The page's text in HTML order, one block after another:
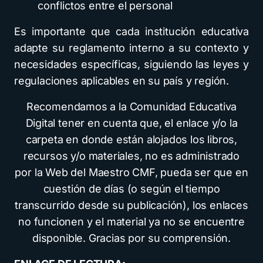
conflictos entre el personal
Es importante que cada institución educativa
adapte su reglamento interno a su contexto y
necesidades específicas, siguiendo las leyes y
regulaciones aplicables en su país y región.
Recomendamos a la Comunidad Educativa
Digital tener en cuenta que, el enlace y/o la
carpeta en donde están alojados los libros,
recursos y/o materiales, no es administrado
por la Web del Maestro CMF, pueda ser que en
cuestión de días (o según el tiempo
transcurrido desde su publicación), los enlaces
no funcionen y el material ya no se encuentre
disponible. Gracias por su comprensión.